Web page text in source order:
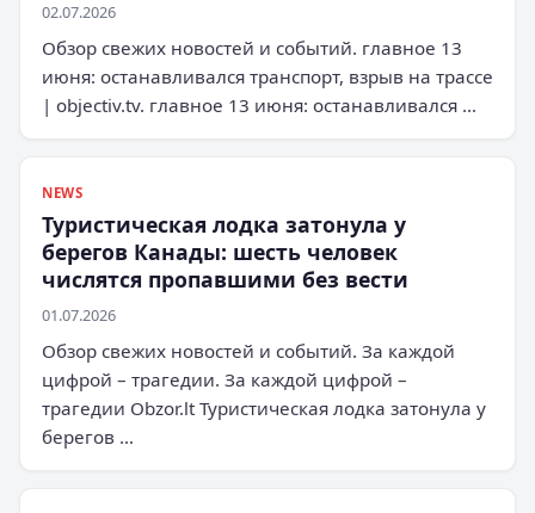
02.07.2026
Обзор свежих новостей и событий. главное 13
июня: останавливался транспорт, взрыв на трассе
| objectiv.tv. главное 13 июня: останавливался …
NEWS
Туристическая лодка затонула у
берегов Канады: шесть человек
числятся пропавшими без вести
01.07.2026
Обзор свежих новостей и событий. За каждой
цифрой – трагедии. За каждой цифрой –
трагедии Obzor.lt Туристическая лодка затонула у
берегов …